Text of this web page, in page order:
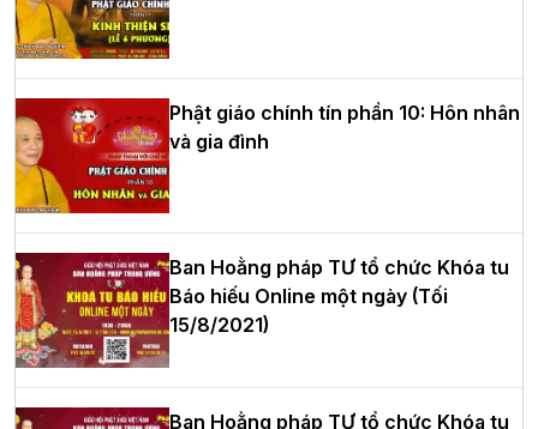
HT.Thích Thọ Lạc được suy cử làm tân
Trưởng BTS GHPGVN tỉnh Nghệ An
Hòa thượng Thích Quảng Tùng tái đắc
cử Trưởng BTS GHPGVN thành phố Hải
Phòng nhiệm kỳ 2026 – 2031
Thượng tọa Thích Tâm Chính được suy
cử tân Trưởng ban Trị sự GHPGVN tỉnh
Phật giáo chính tín phần 10: Hôn nhân
và gia đình
Ban Hoằng pháp TƯ tổ chức Khóa tu
Báo hiếu Online một ngày (Tối
15/8/2021)
Ban Hoằng pháp TƯ tổ chức Khóa tu